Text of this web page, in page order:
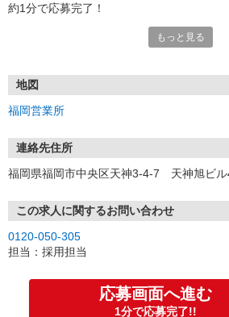
約1分で応募完了！
①応募から3営業日を目安に、メールorお電
★スマホでWEB面接（LINEなど）・出張面
す
③面接実施（履歴書不要）
※ご希望があれば、職場見学の調整もOKで
お気軽にご応募ください♪
もっと見る
地図
福岡営業所
連絡先住所
福岡県福岡市中央区天神3-4-7 天神旭ビル
この求人に関するお問い合わせ
0120-050-305
担当：採用担当
応募画面へ進む
1分で応募完了!!